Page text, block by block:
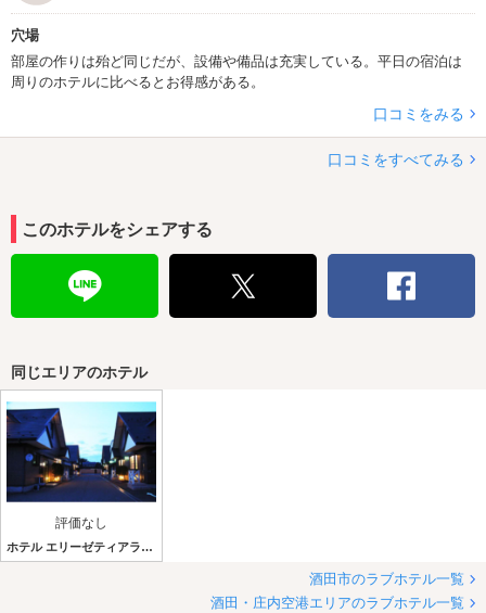
穴場
部屋の作りは殆ど同じだが、設備や備品は充実している。平日の宿泊は
周りのホテルに比べるとお得感がある。
口コミをみる
口コミをすべてみる
このホテルをシェアする
同じエリアのホテル
評価なし
ホテル エリーゼティアラアルファ
酒田市のラブホテル一覧
酒田・庄内空港エリアのラブホテル一覧